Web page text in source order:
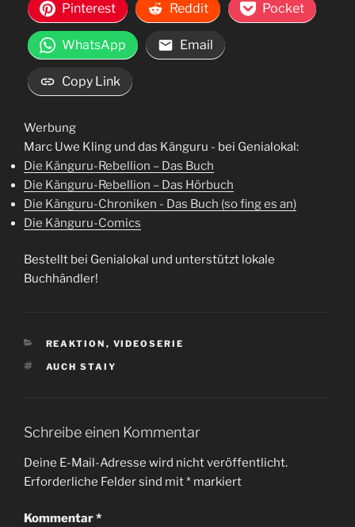
Pinterest Reddit Pocket
WhatsApp Email
Copy Link
Werbung
Marc Uwe Kling und das Känguru - bei Genialokal:
Die Känguru-Rebellion – Das Buch
Die Känguru-Rebellion – Das Hörbuch
Die Känguru-Chroniken - Das Buch (so fing es an)
Die Känguru-Comics
Bestellt bei Genialokal und unterstützt lokale
Buchhändler!
KATEGORIEN
REAKTION , VIDEOSERIE
SCHLAGWÖRTER
AUCH STAIY
Schreibe einen Kommentar
Deine E-Mail-Adresse wird nicht veröffentlicht.
Erforderliche Felder sind mit* markiert
Kommentar*